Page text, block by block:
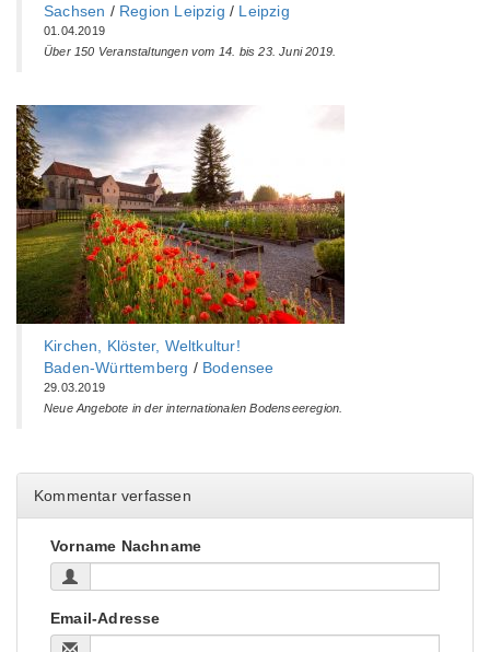
Sachsen / Region Leipzig / Leipzig
01.04.2019
Über 150 Veranstaltungen vom 14. bis 23. Juni 2019.
Kirchen, Klöster, Weltkultur!
Baden-Württemberg‎ / Bodensee
29.03.2019
Neue Angebote in der internationalen Bodenseeregion.
Kommentar verfassen
Vorname Nachname
Email-Adresse